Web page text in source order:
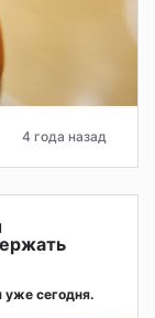
4 года назад
уже сегодня.